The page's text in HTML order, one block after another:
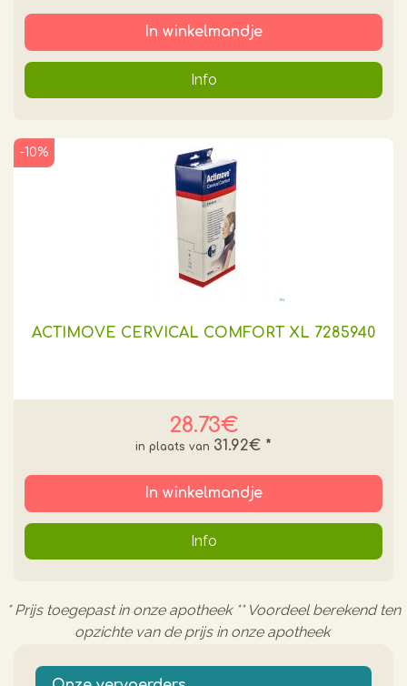
In winkelmandje
Info
ACTIMOVE CERVICAL COMFORT XL 7285940
28.73€
-10%
31.92€ *
In winkelmandje
Info
* Prijs toegepast in onze apotheek ** Voordeel berekend ten
opzichte van de prijs in onze apotheek